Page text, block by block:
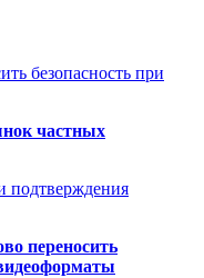
безопасность при
частных
подтверждения
переносить